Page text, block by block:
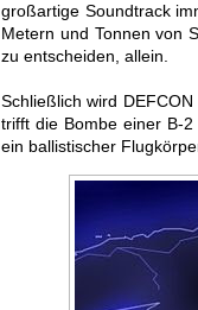
großartige Soundtrack
Metern und Tonnen von
zu entscheiden, allein.
Schließlich wird
trifft die Bombe einer B-
ein ballistischer